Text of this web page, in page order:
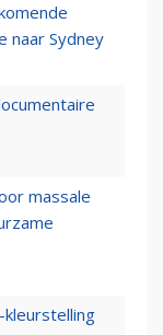
naar Sydney
massale
kleurstelling